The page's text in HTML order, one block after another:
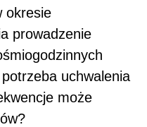
okresie
prowadzenie
uchwalenia
może